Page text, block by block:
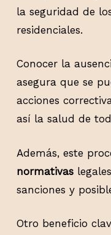
la seguridad de
residenciales.
Conocer la
asegura que se
acciones
así la salud de
Además, este
normativas
sanciones y
Otro beneficio